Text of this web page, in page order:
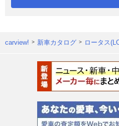
carview! 新車カタログ ロータス